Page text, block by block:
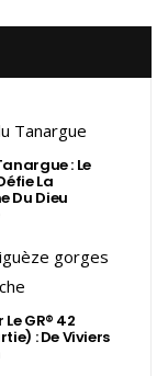
: Le
La
Du Dieu
GR® 42
: De Viviers